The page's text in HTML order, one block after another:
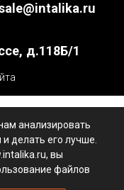
анализировать
делать его лучше.
вы
файлов
д.118Б/1